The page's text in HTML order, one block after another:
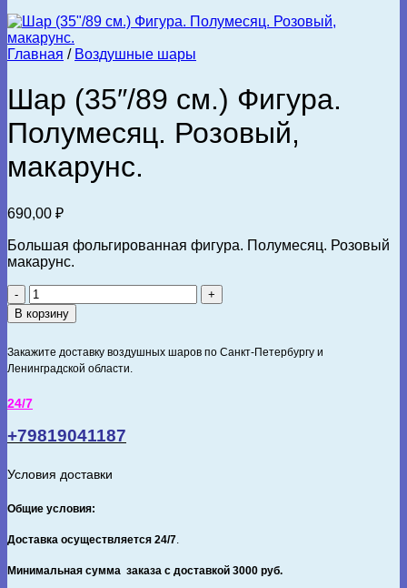
Главная / Воздушные шары
Шар (35″/89 см.) Фигура.
Полумесяц. Розовый,
макарунс.
690,00 ₽
Большая фольгированная фигура. Полумесяц. Розовый
макарунс.
Количество
товара
Шар
см.)
Фигура.
Розовый,
В корзину
Закажите доставку воздушных шаров по Санкт-Петербургу и
Ленинградской области.
24/7
+79819041187
Условия доставки
Общие условия:
Доставка осуществляется 24/7.
Минимальная сумма заказа с доставкой 3000 руб.